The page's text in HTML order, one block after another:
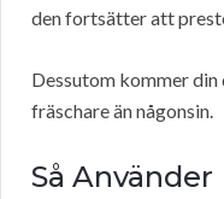
den fortsätter att
Dessutom kommer
fräschare än någonsin.
Så